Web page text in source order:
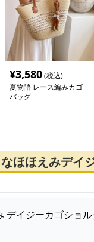
¥3,580(税込)
夏物語 レース編みカゴ
バッグ
ほほえみデイ